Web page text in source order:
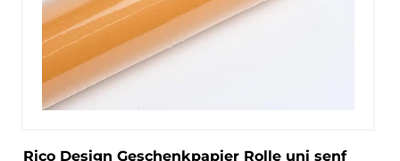
Rico Design Geschenkpapier Rolle uni senf